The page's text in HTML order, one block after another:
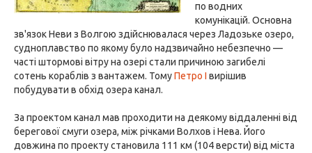
по водних
комунікацій. Основна
зв'язок Неви з Волгою здійснювалася через Ладозьке озеро,
судноплавство по якому було надзвичайно небезпечно —
часті штормові вітру на озері стали причиною загибелі
сотень кораблів з вантажем. ТомуПетро I вирішив
побудувати в обхід озера канал.
За проектом канал мав проходити на деякому віддаленні від
берегової смуги озера, між річками Волхов і Нева. Його
довжина по проекту становила 111 км (104 версти) від міста